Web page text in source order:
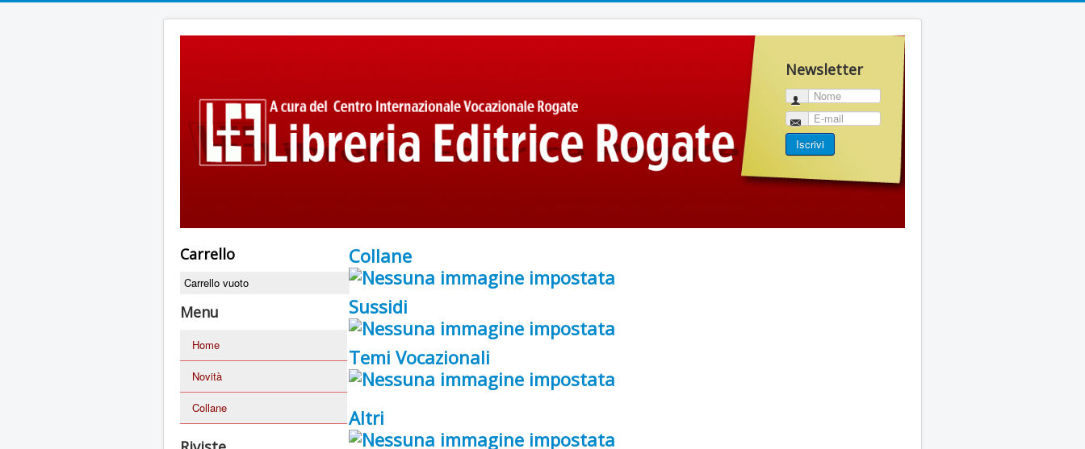
Newsletter
Nome
E-mail
Iscrivi
Carrello
Carrello vuoto
Menu
Home
Novità
Collane
Collane
Sussidi
Temi Vocazionali
Altri